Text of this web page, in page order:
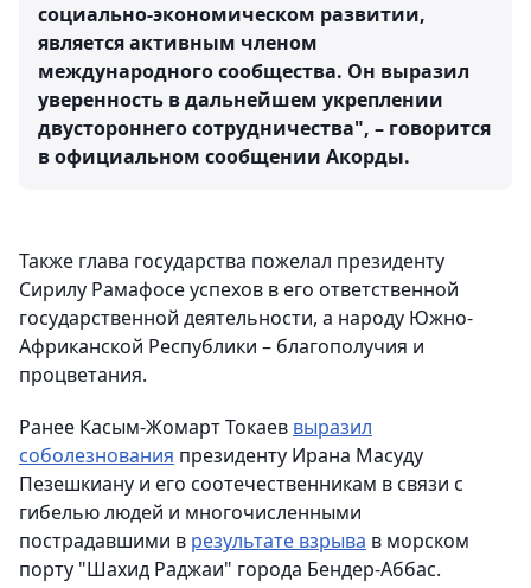
социально-экономическом развитии,
является активным членом
международного сообщества. Он выразил
уверенность в дальнейшем укреплении
двустороннего сотрудничества", – говорится
в официальном сообщении Акорды.
Также глава государства пожелал президенту
Сирилу Рамафосе успехов в его ответственной
государственной деятельности, а народу Южно-
Африканской Республики – благополучия и
процветания.
Ранее Касым-Жомарт Токаев выразил
соболезнования президенту Ирана Масуду
Пезешкиану и его соотечественникам в связи с
гибелью людей и многочисленными
пострадавшими в результате взрыва в морском
порту "Шахид Раджаи" города Бендер-Аббас.